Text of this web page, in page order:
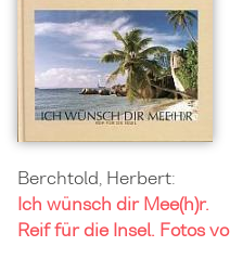
Berchtold, Herbert:
Ich wünsch dir Mee(h)r.
Reif für die Insel. Fotos